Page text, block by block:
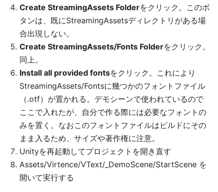
Create StreamingAssets Folderをクリック。このボ
タンは、既にStreamingAssetsディレクトリがある場
合出現しない。
Create StreamingAssets/Fonts Folderをクリック。
同上。
Install all provided fontsをクリック。これにより
StreamingAssets/Fontsに幾つかのフォントファイル
（.otf）が置かれる。デモシーンで使われているので
ここで入れたが、自分で作る際には必要なフォントの
みを置く。なおこのフォントファイルはビルドにその
まま入るため、サイズや著作権に注意。
Unityを再起動してプロジェクトを開き直す
Assets/Virtence/VText/_DemoScene/StartScene を
開いて実行する